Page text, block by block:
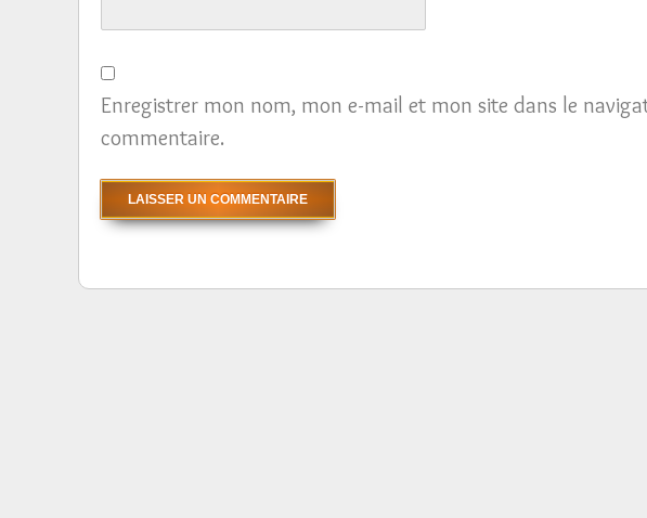
Enregistrer mon nom, mon e-mail et mon site dans le
commentaire.